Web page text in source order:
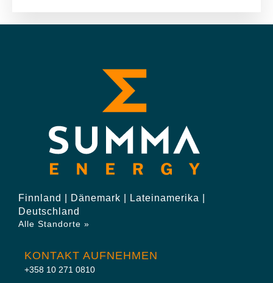
Finnland | Dänemark | Lateinamerika |
Deutschland
Alle Standorte »
KONTAKT AUFNEHMEN
+358 10 271 0810